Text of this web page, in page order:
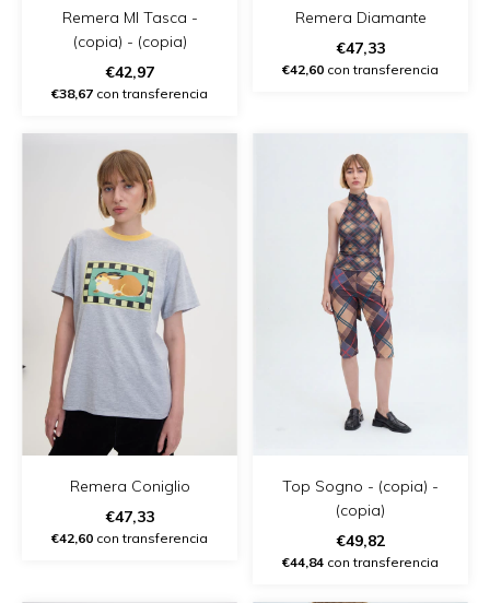
Remera Ml Tasca -
(copia) - (copia)
€42,97
€38,67 con transferencia
Remera Diamante
€47,33
€42,60 con transferencia
Remera Coniglio
€47,33
€42,60 con transferencia
Top Sogno - (copia) -
(copia)
€49,82
€44,84 con transferencia